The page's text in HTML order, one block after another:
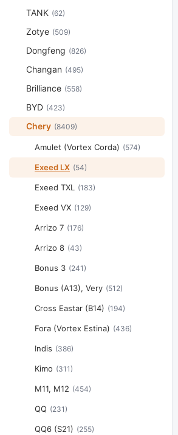
TANK (62)
Zotye (509)
Dongfeng (826)
Changan (495)
Brilliance (558)
BYD (423)
Chery (8409)
Amulet (Vortex Corda) (574)
Exeed LX (54)
Exeed TXL (183)
Exeed VX (129)
Arrizo 7 (176)
Arrizo 8 (43)
Bonus 3 (241)
Bonus (A13), Very (512)
Cross Eastar (B14) (194)
Fora (Vortex Estina) (436)
Indis (386)
Kimo (311)
M11, M12 (454)
QQ (231)
QQ6 (S21) (255)